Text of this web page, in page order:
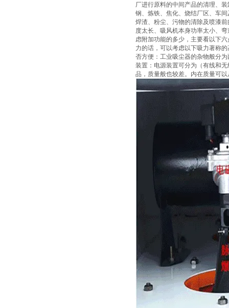
厂进行原料的中间产品的清理、
钢、炼铁、焦化、烧结厂区、车
焊渣、粉尘、污物的清除及喷漆
度太长、吸风机本身功率太小、
虑附加功能的多少，主要看以下
力的话，可以考虑以下吸力著称
否方便：工业吸尘器的杂物般分
装置：电源装置可分为（有线和
品，质量般也较差。内在质量可